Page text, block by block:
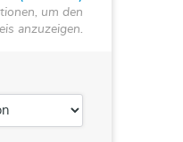
um den
anzuzeigen.